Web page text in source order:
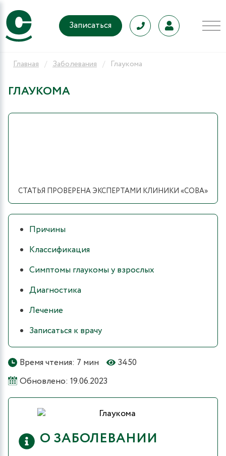
Записаться
Главная Заболевания Глаукома
ГЛАУКОМА
Время чтения: 7 мин
3450
Обновлено: 19.06.2023
О ЗАБОЛЕВАНИИ
СТАТЬЯ ПРОВЕРЕНА ЭКСПЕРТАМИ КЛИНИКИ «СОВА»
Причины
Классификация
Симптомы глаукомы у взрослых
Диагностика
Лечение
Записаться к врачу